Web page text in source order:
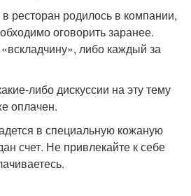
ресторан родилось в компании,
оговорить заранее.
либо каждый за
либо дискуссии на эту тему
оплачен.
в специальную кожаную
счет. Не привлекайте к себе